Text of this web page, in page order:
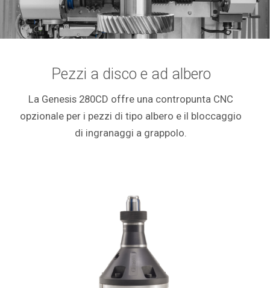
Pezzi a disco e ad albero
La Genesis 280CD offre una contropunta CNC
opzionale per i pezzi di tipo albero e il bloccaggio
di ingranaggi a grappolo.